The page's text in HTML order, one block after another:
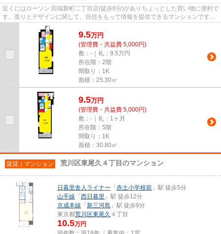
近くにはローソン 田端新町二丁目店(徒歩6分)がありちょっとした買い物に便利で
す。造りとデザインに関して、自信をもって情報を提供できるマンションです。
駅から徒歩8分の物件なら、...
9.5万円
(管理費・共益費 5,000円)
敷：-｜礼：9.5万円
所在階：2階
間取り：1K
面積：25.30㎡
9.5万円
(管理費・共益費 5,000円)
敷：-｜礼：1ヶ月
所在階：5階
間取り：1K
面積：30.80㎡
賃貸｜マンション 荒川区東尾久４丁目のマンション
日暮里舎人ライナー 「 赤土小学校前 」駅 徒歩5分
山手線 「 西日暮里 」駅 徒歩12分
京成本線 「 新三河島 」駅 徒歩9分
東京都荒川区東尾久 ４丁目
10.5万円